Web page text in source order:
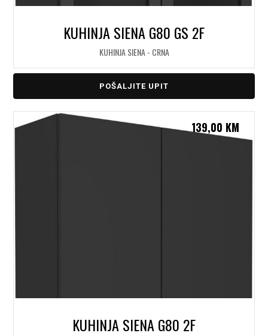
KUHINJA SIENA G80 GS 2F
KUHINJA SIENA - CRNA
POŠALJITE UPIT
KUHINJA SIENA G80 2F
139,00 KM